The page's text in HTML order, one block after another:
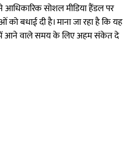
सोशल मीडिया हैंडल पर
को बधाई दी है। माना जा रहा है कि यह
में आने वाले समय के लिए अहम संकेत दे